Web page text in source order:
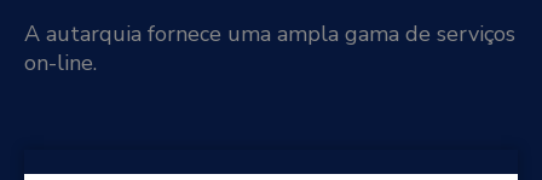
A autarquia fornece uma ampla gama de serviços
on-line.